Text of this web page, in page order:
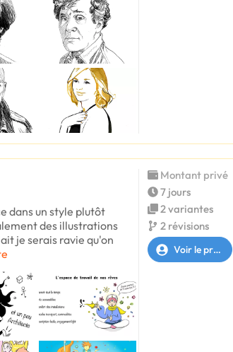
dans un style plutôt
des illustrations
je serais ravie qu'on
Montant privé
7 jours
2 variantes
2 révisions
Voir le profil